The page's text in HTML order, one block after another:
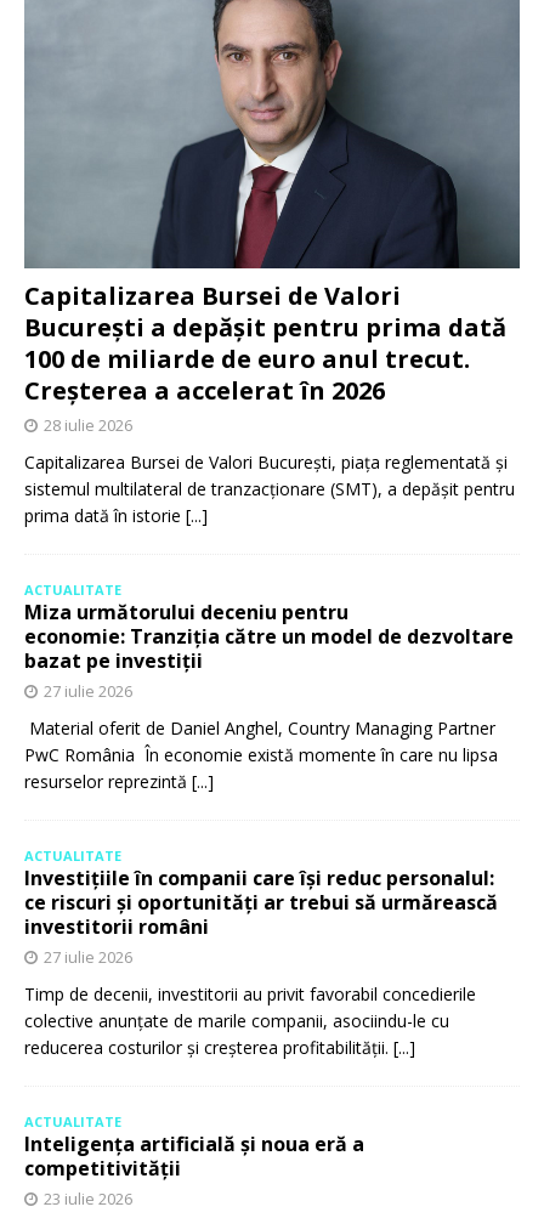
Capitalizarea Bursei de Valori
București a depășit pentru prima dată
100 de miliarde de euro anul trecut.
Creșterea a accelerat în 2026
28 iulie 2026
Capitalizarea Bursei de Valori București, piața reglementată și
sistemul multilateral de tranzacționare (SMT), a depășit pentru
prima dată în istorie [...]
ACTUALITATE
Miza următorului deceniu pentru
economie: Tranziția către un model de dezvoltare
bazat pe investiții
27 iulie 2026
Material oferit de Daniel Anghel, Country Managing Partner
PwC România În economie există momente în care nu lipsa
resurselor reprezintă [...]
ACTUALITATE
Investițiile în companii care își reduc personalul:
ce riscuri și oportunități ar trebui să urmărească
investitorii români
27 iulie 2026
Timp de decenii, investitorii au privit favorabil concedierile
colective anunțate de marile companii, asociindu-le cu
reducerea costurilor și creșterea profitabilității. [...]
ACTUALITATE
Inteligența artificială și noua eră a
competitivității
23 iulie 2026